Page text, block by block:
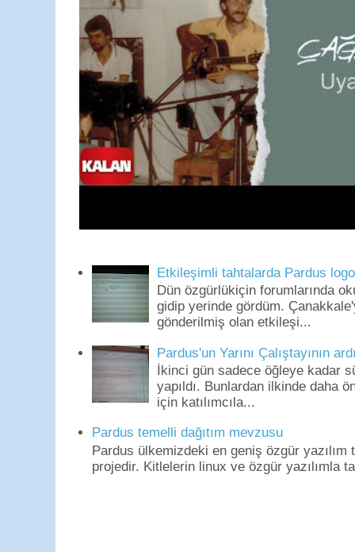
Etkileşimli tahtalarda Pardus
Dün özgürlükiçin forumlarında
gidip yerinde gördüm.
gönderilmiş olan etkileşi...
Pardus'un Yarını Çalıştayının
İkinci gün sadece öğleye kadar
yapıldı. Bunlardan ilkinde daha
için katılımcıla...
Pardus temelli dağıtım mevzusu
Pardus ülkemizdeki en geniş özgür
projedir. Kitlelerin linux ve özgür yazılımla